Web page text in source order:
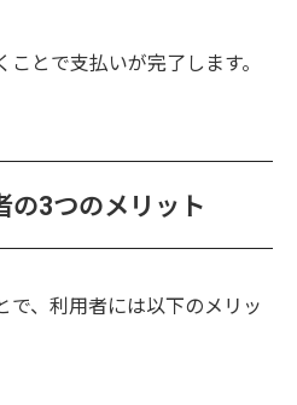
とで支払いが完了します。
の3つのメリット
で、利用者には以下のメリッ